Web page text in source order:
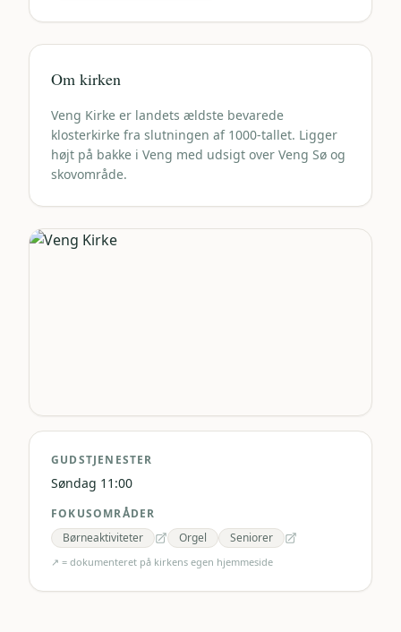
Om kirken
Veng Kirke er landets ældste bevarede
klosterkirke fra slutningen af 1000-tallet. Ligger
højt på bakke i Veng med udsigt over Veng Sø og
skovområde.
GUDSTJENESTER
Søndag 11:00
FOKUSOMRÅDER
Børneaktiviteter
Orgel Seniorer
↗ = dokumenteret på kirkens egen hjemmeside